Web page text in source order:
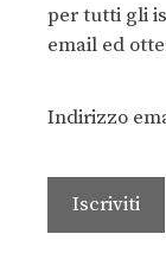
per tutti gli
email ed
Indirizzo